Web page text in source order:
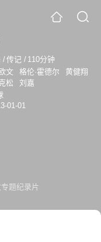
/传记 / 110分钟
文 格伦·霍德尔
黄健翔
松
刘嘉
01-01
题纪录片